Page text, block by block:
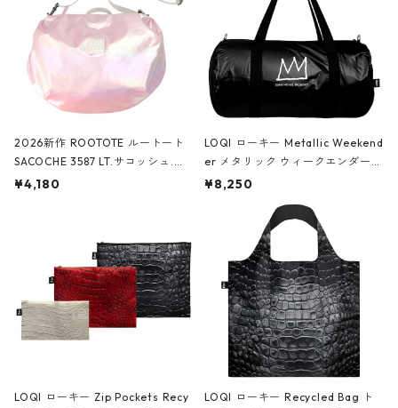
2026新作 ROOTOTE ルートート
SACOCHE 3587 LT.サコッシュ.ル
ミエ-B ショルダーバッグ グロスピ
¥4,180
LOQI ローキー Metallic Weekend
er メタリック ウィークエンダー
ボストンバッグ ショルダーバッグ
Black ジャン=ミッシェル・バスキ
ア/クラウン ブラック
¥8,250
LOQI ローキー Zip Pockets Recy
LOQI ローキー Recycled Bag ト